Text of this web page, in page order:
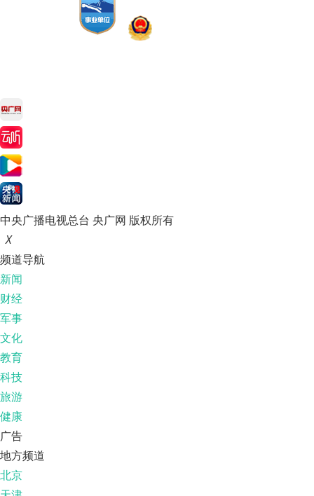
中央广播电视总台 央广网 版权所有
X
频道导航
新闻
财经
军事
文化
教育
科技
旅游
健康
广告
地方频道
北京